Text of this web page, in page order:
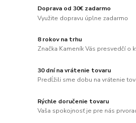
Doprava od 30€ zadarmo
Využite dopravu úplne zadarmo
8 rokov na trhu
Značka Kameník Vás presvedčí o
30 dní na vrátenie tovaru
Predĺžili sme dobu na vrátenie
Rýchle doručenie tovaru
Vaša spokojnosť je pre nás